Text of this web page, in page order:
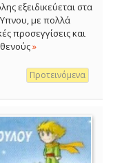
εξειδικεύεται στα
με πολλά
προσεγγίσεις και
»
Προτεινόμενα